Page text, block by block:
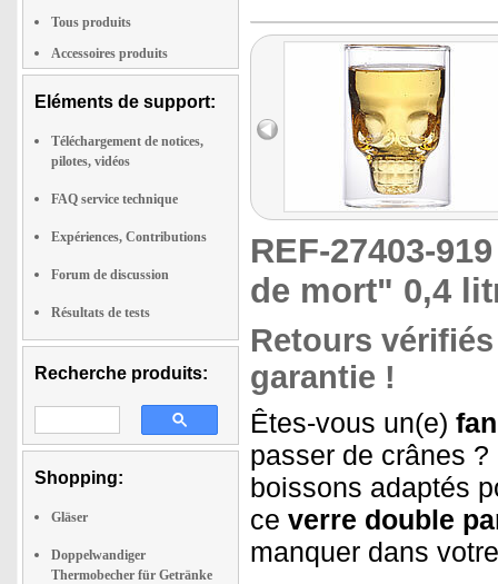
Tous produits
Accessoires produits
Eléments de support:
Téléchargement de notices,
pilotes, vidéos
FAQ service technique
Expériences, Contributions
Forum de discussion
Résultats de tests
Recherche produits:
Shopping:
Gläser
Doppelwandiger
Thermobecher für Getränke
REF-27403-
de mort" 0,4
Retours
garantie !
Êtes-vous un(e)
passer de crânes
boissons adaptés
ce verre double
manquer dans